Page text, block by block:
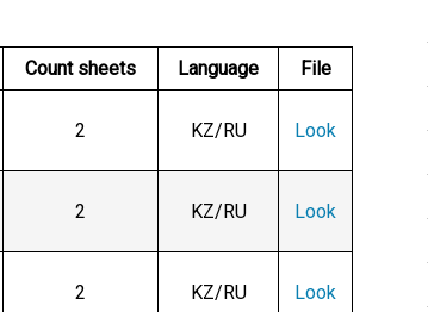
Count sheets Language File
2 KZ/RU Look
2 KZ/RU Look
2 KZ/RU Look